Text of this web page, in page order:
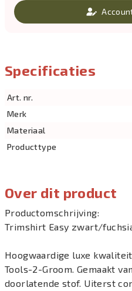
Over dit product
Productomschrijving:
Trimshirt Easy zwart/
Hoogwaardige luxe
Tools-2-Groom. Gemaakt
doorlatende stof. Uiterst
Specificaties
Art. nr.
Merk
Materiaal
Producttype